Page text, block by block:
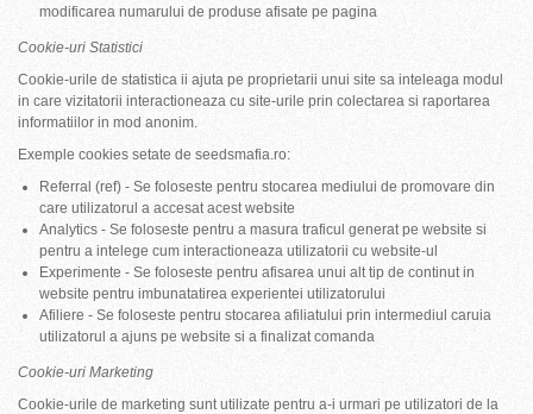
modificarea numarului de produse afisate pe pagina
Cookie-uri Statistici
Cookie-urile de statistica ii ajuta pe proprietarii unui site sa inteleaga modul
in care vizitatorii interactioneaza cu site-urile prin colectarea si raportarea
informatiilor in mod anonim.
Exemple cookies setate de seedsmafia.ro:
Referral (ref) - Se foloseste pentru stocarea mediului de promovare din
care utilizatorul a accesat acest website
Analytics - Se foloseste pentru a masura traficul generat pe website si
pentru a intelege cum interactioneaza utilizatorii cu website-ul
Experimente - Se foloseste pentru afisarea unui alt tip de continut in
website pentru imbunatatirea experientei utilizatorului
Afiliere - Se foloseste pentru stocarea afiliatului prin intermediul caruia
utilizatorul a ajuns pe website si a finalizat comanda
Cookie-uri Marketing
Cookie-urile de marketing sunt utilizate pentru a-i urmari pe utilizatori de la